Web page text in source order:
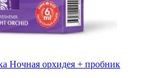
Ночная орхидея + пробник